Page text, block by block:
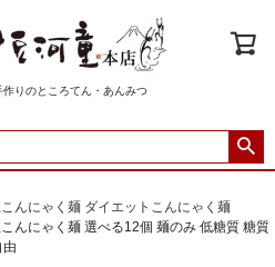
りのところてん・あんみつ
んにゃく麺 ダイエットこんにゃく麺
んにゃく麺 選べる12個 麺のみ 低糖質 糖質
由